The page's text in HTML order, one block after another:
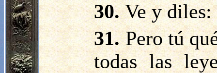
30.Ve y diles:
31.Pero tú
todas las